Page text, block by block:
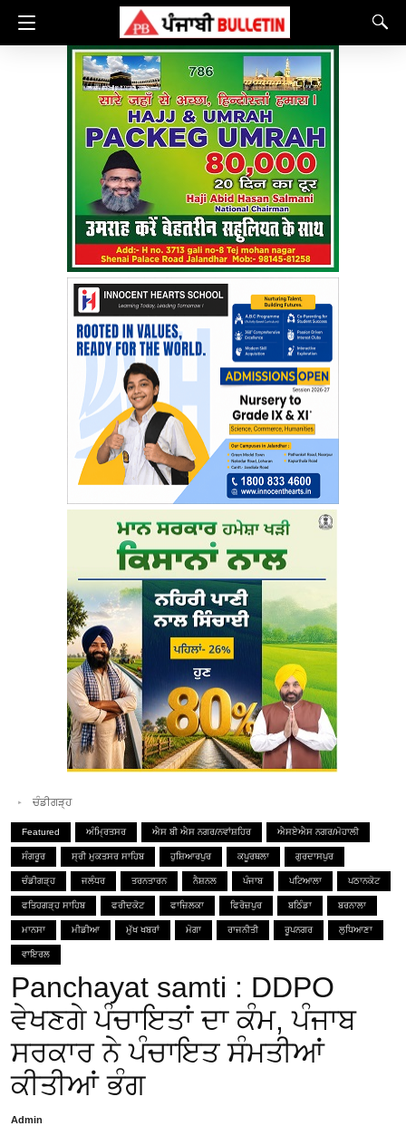
ਚੰਡੀਗੜ੍ਹ
Featured ਅੰਮ੍ਰਿਤਸਰ ਐਸ ਬੀ ਐਸ ਨਗਰ/ਨਵਾਂਸ਼ਹਿਰ ਐਸਏਐਸ ਨਗਰ/ਮੋਹਾਲੀ
ਸੰਗਰੂਰ ਸ੍ਰੀ ਮੁਕਤਸਰ ਸਾਹਿਬ ਹੁਸ਼ਿਆਰਪੁਰ ਕਪੂਰਥਲਾ ਗੁਰਦਾਸਪੁਰ
ਚੰਡੀਗੜ੍ਹ ਜਲੰਧਰ ਤਰਨਤਾਰਨ ਨੈਸ਼ਨਲ ਪੰਜਾਬ ਪਟਿਆਲਾ ਪਠਾਨਕੋਟ
ਫਤਿਹਗੜ੍ਹ ਸਾਹਿਬ ਫਰੀਦਕੋਟ ਫਾਜ਼ਿਲਕਾ ਫਿਰੋਜ਼ਪੁਰ ਬਠਿੰਡਾ ਬਰਨਾਲਾ
ਮਾਨਸਾ ਮੀਡੀਆ ਮੁੱਖ ਖਬਰਾਂ ਮੋਗਾ ਰਾਜਨੀਤੀ ਰੂਪਨਗਰ ਲੁਧਿਆਣਾ
ਵਾਇਰਲ
Panchayat samti : DDPO
ਵੇਖਣਗੇ ਪੰਚਾਇਤਾਂ ਦਾ ਕੰਮ, ਪੰਜਾਬ
ਸਰਕਾਰ ਨੇ ਪੰਚਾਇਤ ਸੰਮਤੀਆਂ
ਕੀਤੀਆਂ ਭੰਗ
Admin